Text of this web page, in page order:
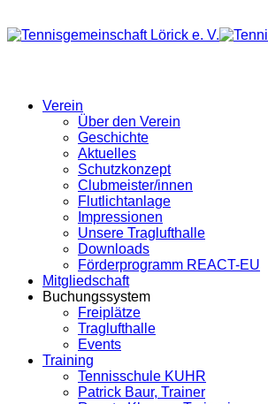
Verein
Über den Verein
Geschichte
Aktuelles
Schutzkonzept
Clubmeister/innen
Flutlichtanlage
Impressionen
Unsere Traglufthalle
Downloads
Förderprogramm REACT-EU
Mitgliedschaft
Buchungssystem
Freiplätze
Traglufthalle
Events
Training
Tennisschule KUHR
Patrick Baur, Trainer